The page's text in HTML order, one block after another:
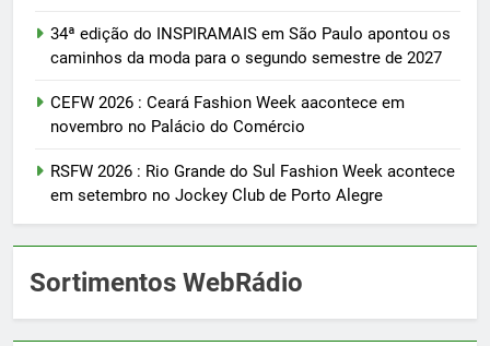
34ª edição do INSPIRAMAIS em São Paulo apontou os
caminhos da moda para o segundo semestre de 2027
CEFW 2026 : Ceará Fashion Week aacontece em
novembro no Palácio do Comércio
RSFW 2026 : Rio Grande do Sul Fashion Week acontece
em setembro no Jockey Club de Porto Alegre
Sortimentos WebRádio